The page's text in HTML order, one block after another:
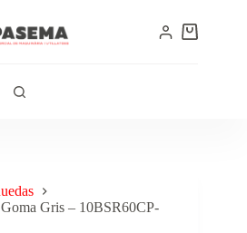
Gris – 10BSR60CP-